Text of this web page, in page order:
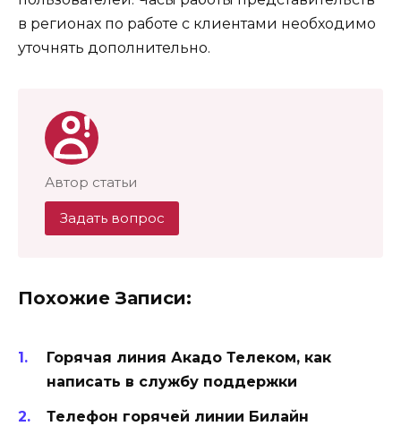
в регионах по работе с клиентами необходимо
уточнять дополнительно.
Автор статьи
Задать вопрос
Похожие Записи:
Горячая линия Акадо Телеком, как
написать в службу поддержки
Телефон горячей линии Билайн